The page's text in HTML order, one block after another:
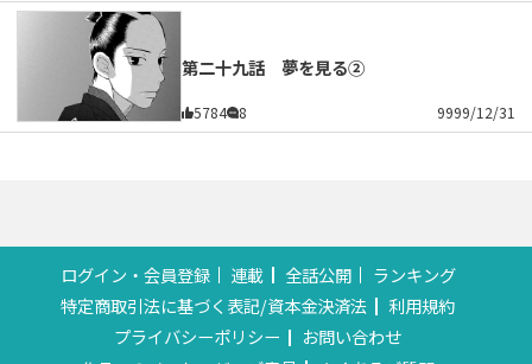
第二十九話 夢を見る②
5784 8 9999/12/31
ログイン・会員登録 連載 全話公開
ランキング
特定商取引法に基づく表記/資本金決済法
利用規約
プライバシーポリシー
お問い合わせ